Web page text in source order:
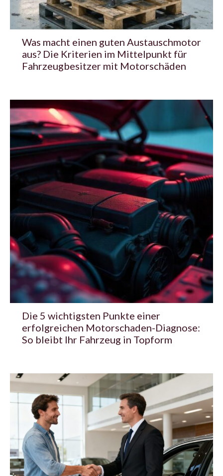
Was macht einen guten Austauschmotor
aus? Die Kriterien im Mittelpunkt für
Fahrzeugbesitzer mit Motorschäden
Die 5 wichtigsten Punkte einer
erfolgreichen Motorschaden-Diagnose:
So bleibt Ihr Fahrzeug in Topform